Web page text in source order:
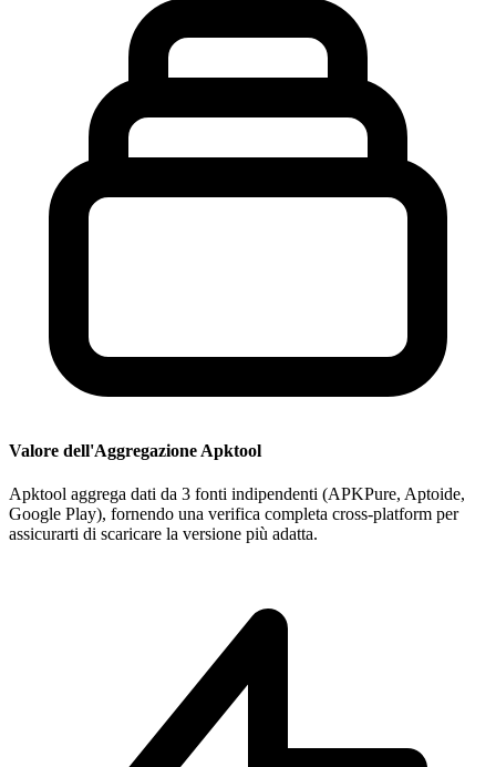
Valore dell'Aggregazione Apktool
Apktool aggrega dati da 3 fonti indipendenti (APKPure, Aptoide,
Google Play), fornendo una verifica completa cross-platform per
assicurarti di scaricare la versione più adatta.